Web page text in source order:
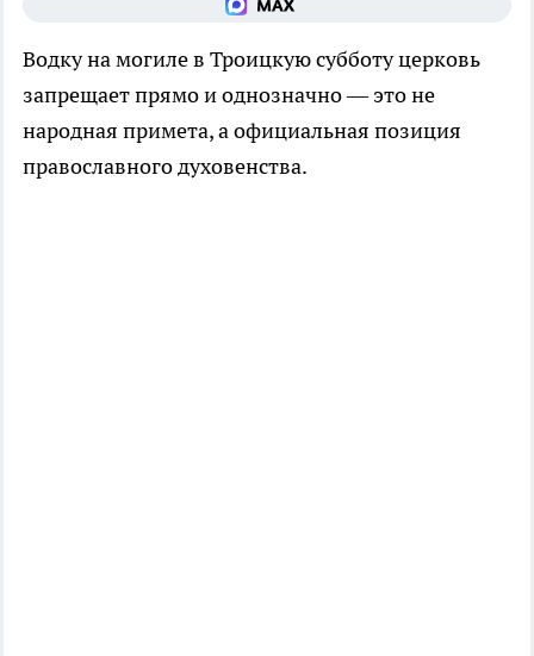
Водку на могиле в Троицкую субботу церковь
запрещает прямо и однозначно — это не
народная примета, а официальная позиция
православного духовенства.